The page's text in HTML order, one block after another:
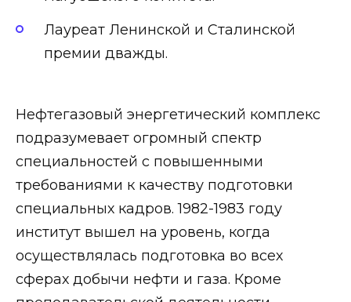
Лауреат Ленинской и Сталинской
премии дважды.
Нефтегазовый энергетический комплекс
подразумевает огромный спектр
специальностей с повышенными
требованиями к качеству подготовки
специальных кадров. 1982-1983 году
институт вышел на уровень, когда
осуществлялась подготовка во всех
сферах добычи нефти и газа. Кроме